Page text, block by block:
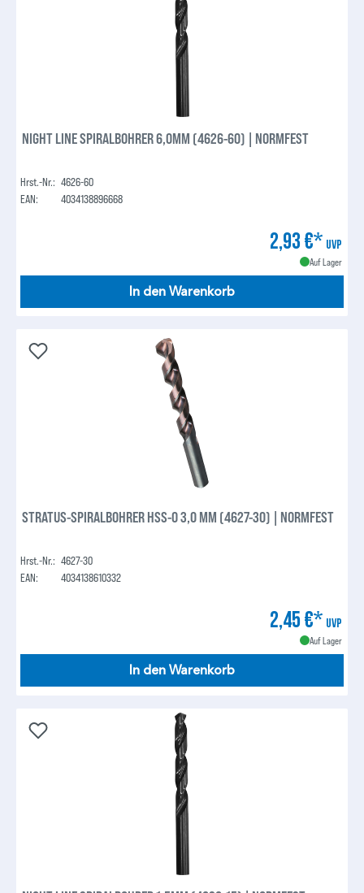
NIGHT LINE SPIRALBOHRER 6,0MM (4626-60) | NORMFEST
Hrst.-Nr.: 4626-60
EAN:
4034138896668
2,93 €* UVP
Auf Lager
In den Warenkorb
STRATUS-SPIRALBOHRER HSS-O 3,0 MM (4627-30) | NORMFEST
Hrst.-Nr.: 4627-30
EAN:
4034138610332
2,45 €* UVP
Auf Lager
In den Warenkorb